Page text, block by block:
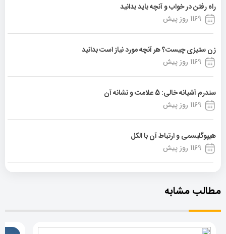
راه رفتن در خواب و آنچه باید بدانید
1169 روز پیش
زن ستیزی چیست؟ هر آنچه مورد نیاز است بدانید
1169 روز پیش
سندرم آشیانه خالی: 5 علامت و نشانه آن
1169 روز پیش
هیپوگلیسمی و ارتباط آن با الکل
1169 روز پیش
مطالب مشابه